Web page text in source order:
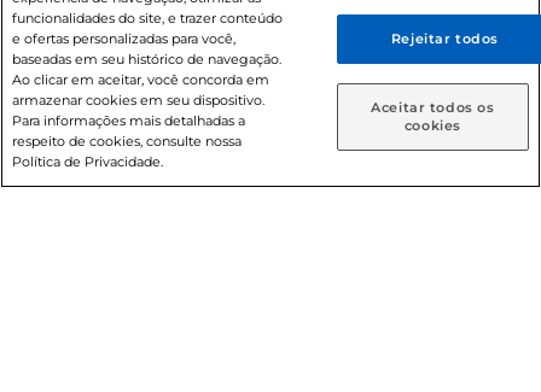
Ou
Caso queira comprar online, informe como deseja receber
suas compras:
Entrega em casa Retire em Loja
© 2026 Copyright. Todos os direitos
reservados Prezunic.
funcionalidades do site, e trazer conteúdo
e ofertas personalizadas para você,
baseadas em seu histórico de navegação.
Ao clicar em aceitar, você concorda em
armazenar cookies em seu dispositivo.
Para informações mais detalhadas a
respeito de cookies, consulte nossa
Política de Privacidade.
Rejeitar todos
Aceitar todos os
cookies